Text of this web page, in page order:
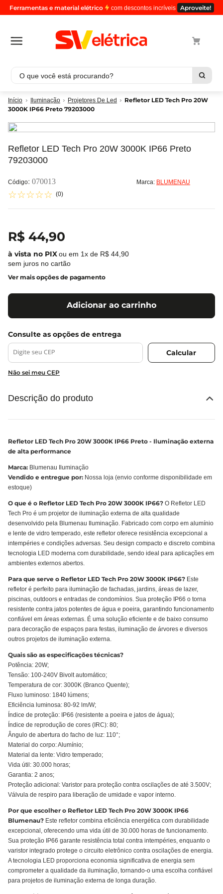
Ferramentas e material elétrico com descontos incríveis Aproveite!
O que você está procurando?
Iluminação Projetores De Led
Refletor LED Tech Pro 20W
3000K IP66 Preto 79203000
Refletor LED Tech Pro 20W 3000K IP66 Preto
79203000
: 070013 Marca: BLUMENAU
☆☆☆☆☆ (0)
R$ 44,90
ou em 1x de R$ 44 90
sem juros no cartão
Ver mais opções de pagamento
Adicionar ao carrinho
Não sei meu CEP
Descrição do produto
Refletor LED Tech Pro 20W 3000K IP66 Preto - Iluminação externa
de alta performance
Marca: Blumenau Iluminação
Vendido e entregue por: Nossa loja (envio conforme disponibilidade em
estoque)
O que é o Refletor LED Tech Pro 20W 3000K IP66? O Refletor LED
Tech Pro é um projetor de iluminação externa de alta qualidade
desenvolvido pela Blumenau Iluminação. Fabricado com corpo em alumínio
e lente de vidro temperado, este refletor oferece resistência excepcional a
intempéries e condições adversas. Seu design compacto e discreto combina
tecnologia LED moderna com durabilidade, sendo ideal para aplicações em
ambientes externos abertos.
Para que serve o Refletor LED Tech Pro 20W 3000K IP66? Este
refletor é perfeito para iluminação de fachadas, jardins, áreas de lazer,
piscinas, outdoors e entradas de condomínios. Sua proteção IP66 o torna
resistente contra jatos potentes de água e poeira, garantindo funcionamento
confiável em áreas externas. É uma solução eficiente e de baixo consumo
para decoração de espaços para festas, iluminação de árvores e diversos
outros projetos de iluminação externa.
Quais são as especificações técnicas?
Potência: 20W;
Tensão: 100-240V Bivolt automático;
Temperatura de cor: 3000K (Branco Quente);
Fluxo luminoso: 1840 lúmens;
Eficiência luminosa: 80-92 lm/W;
Índice de proteção: IP66 (resistente a poeira e jatos de água);
Índice de reprodução de cores (IRC): 80;
Ângulo de abertura do facho de luz: 110°;
Material do corpo: Alumínio;
Material da lente: Vidro temperado;
Vida útil: 30.000 horas;
Garantia: 2 anos;
Proteção adicional: Varistor para proteção contra oscilações de até 3.500V;
Válvula de respiro para liberação de umidade e vapor interno.
Por que escolher o Refletor LED Tech Pro 20W 3000K IP66
Blumenau? Este refletor combina eficiência energética com durabilidade
excepcional, oferecendo uma vida útil de 30.000 horas de funcionamento.
Sua proteção IP66 garante resistência total contra intempéries, enquanto o
varistor integrado protege o circuito eletrônico contra oscilações de energia.
A tecnologia LED proporciona economia significativa de energia sem
comprometer a qualidade da iluminação, tornando-o uma escolha confiável
para projetos de iluminação externa de longa duração.
Termos mais buscados
2º luminaria
3º tomada
4º cabo pp
4